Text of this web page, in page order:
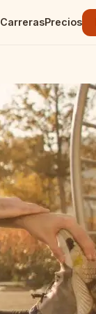
CarrerasPrecios